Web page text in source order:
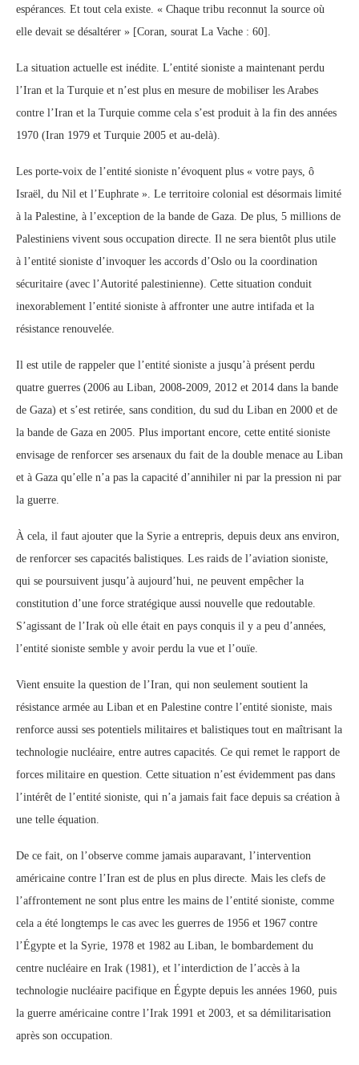
espérances. Et tout cela existe. « Chaque tribu reconnut la source où
elle devait se désaltérer » [Coran, sourat La Vache : 60].
La situation actuelle est inédite. L’entité sioniste a maintenant perdu
l’Iran et la Turquie et n’est plus en mesure de mobiliser les Arabes
contre l’Iran et la Turquie comme cela s’est produit à la fin des années
1970 (Iran 1979 et Turquie 2005 et au-delà).
Les porte-voix de l’entité sioniste n’évoquent plus « votre pays, ô
Israël, du Nil et l’Euphrate ». Le territoire colonial est désormais limité
à la Palestine, à l’exception de la bande de Gaza. De plus, 5 millions de
Palestiniens vivent sous occupation directe. Il ne sera bientôt plus utile
à l’entité sioniste d’invoquer les accords d’Oslo ou la coordination
sécuritaire (avec l’Autorité palestinienne). Cette situation conduit
inexorablement l’entité sioniste à affronter une autre intifada et la
résistance renouvelée.
Il est utile de rappeler que l’entité sioniste a jusqu’à présent perdu
quatre guerres (2006 au Liban, 2008-2009, 2012 et 2014 dans la bande
de Gaza) et s’est retirée, sans condition, du sud du Liban en 2000 et de
la bande de Gaza en 2005. Plus important encore, cette entité sioniste
envisage de renforcer ses arsenaux du fait de la double menace au Liban
et à Gaza qu’elle n’a pas la capacité d’annihiler ni par la pression ni par
la guerre.
À cela, il faut ajouter que la Syrie a entrepris, depuis deux ans environ,
de renforcer ses capacités balistiques. Les raids de l’aviation sioniste,
qui se poursuivent jusqu’à aujourd’hui, ne peuvent empêcher la
constitution d’une force stratégique aussi nouvelle que redoutable.
S’agissant de l’Irak où elle était en pays conquis il y a peu d’années,
l’entité sioniste semble y avoir perdu la vue et l’ouïe.
Vient ensuite la question de l’Iran, qui non seulement soutient la
résistance armée au Liban et en Palestine contre l’entité sioniste, mais
renforce aussi ses potentiels militaires et balistiques tout en maîtrisant la
technologie nucléaire, entre autres capacités. Ce qui remet le rapport de
forces militaire en question. Cette situation n’est évidemment pas dans
l’intérêt de l’entité sioniste, qui n’a jamais fait face depuis sa création à
une telle équation.
De ce fait, on l’observe comme jamais auparavant, l’intervention
américaine contre l’Iran est de plus en plus directe. Mais les clefs de
l’affrontement ne sont plus entre les mains de l’entité sioniste, comme
cela a été longtemps le cas avec les guerres de 1956 et 1967 contre
l’Égypte et la Syrie, 1978 et 1982 au Liban, le bombardement du
centre nucléaire en Irak (1981), et l’interdiction de l’accès à la
technologie nucléaire pacifique en Égypte depuis les années 1960, puis
la guerre américaine contre l’Irak 1991 et 2003, et sa démilitarisation
après son occupation.